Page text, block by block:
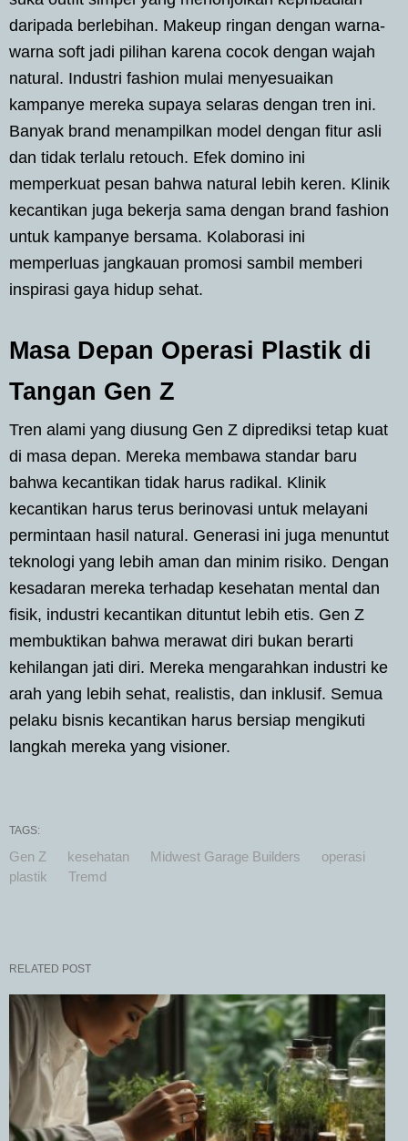
daripada berlebihan. Makeup ringan dengan warna-
warna soft jadi pilihan karena cocok dengan wajah
natural. Industri fashion mulai menyesuaikan
kampanye mereka supaya selaras dengan tren ini.
Banyak brand menampilkan model dengan fitur asli
dan tidak terlalu retouch. Efek domino ini
memperkuat pesan bahwa natural lebih keren. Klinik
kecantikan juga bekerja sama dengan brand fashion
untuk kampanye bersama. Kolaborasi ini
memperluas jangkauan promosi sambil memberi
inspirasi gaya hidup sehat.
Masa Depan Operasi Plastik di
Tangan Gen Z
Tren alami yang diusung Gen Z diprediksi tetap kuat
di masa depan. Mereka membawa standar baru
bahwa kecantikan tidak harus radikal. Klinik
kecantikan harus terus berinovasi untuk melayani
permintaan hasil natural. Generasi ini juga menuntut
teknologi yang lebih aman dan minim risiko. Dengan
kesadaran mereka terhadap kesehatan mental dan
fisik, industri kecantikan dituntut lebih etis. Gen Z
membuktikan bahwa merawat diri bukan berarti
kehilangan jati diri. Mereka mengarahkan industri ke
arah yang lebih sehat, realistis, dan inklusif. Semua
pelaku bisnis kecantikan harus bersiap mengikuti
langkah mereka yang visioner.
TAGS:
Gen Z kesehatan Midwest Garage Builders
operasi
plastik
Tremd
RELATED POST